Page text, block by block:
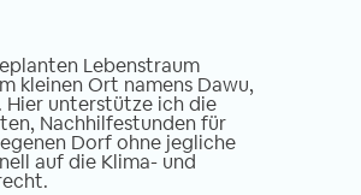
Lebenstraum
kleinen Ort namens Dawu,
Hier unterstütze ich die
Nachhilfestunden für
Dorf ohne jegliche
auf die Klima- und